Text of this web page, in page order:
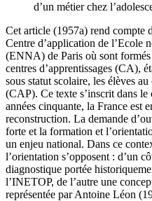
d’un métier chez
Cet article (1957a) rend compte
Centre d’application de l’Ecole
(ENNA) de Paris où sont formés
centres d’apprentissages (CA),
sous statut scolaire, les élèves
(CAP). Ce texte s’inscrit dans le
années cinquante, la France est
reconstruction. La demande
forte et la formation et
un enjeu national. Dans ce
l’orientation s’opposent : d’un
diagnostique portée
l’INETOP, de l’autre une
représentée par Antoine Léon